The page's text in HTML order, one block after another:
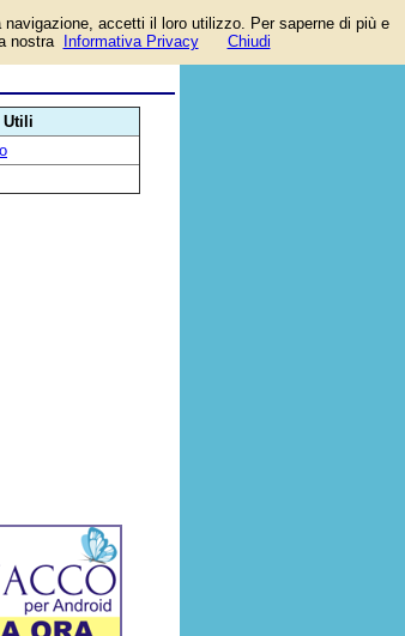
Utili
accetti il loro utilizzo. Per saperne di più e
nostra
Informativa Privacy Chiudi